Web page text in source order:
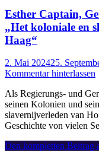
Esther Captain,
„Het koloniale en
Haag“
2. Mai 202425.
Kommentar hinterlassen
Als Regierungs- und
seinen Kolonien und
slavernijverleden van
Geschichte von vielen
Esther
Den kompletten Beitrag